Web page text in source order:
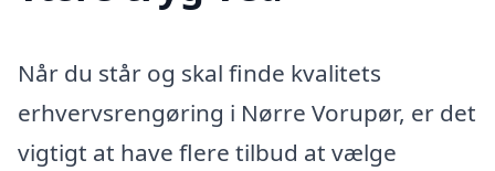
Når du står og skal finde kvalitets
erhvervsrengøring i Nørre Vorupør, er det
vigtigt at have flere tilbud at vælge